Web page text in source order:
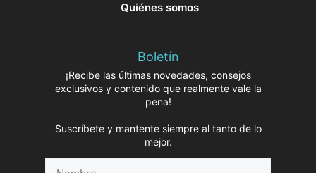
Quiénes somos
Boletín
¡Recibe las últimas novedades, consejos
exclusivos y contenido que realmente vale la
pena!
Suscríbete y mantente siempre al tanto de lo
mejor.